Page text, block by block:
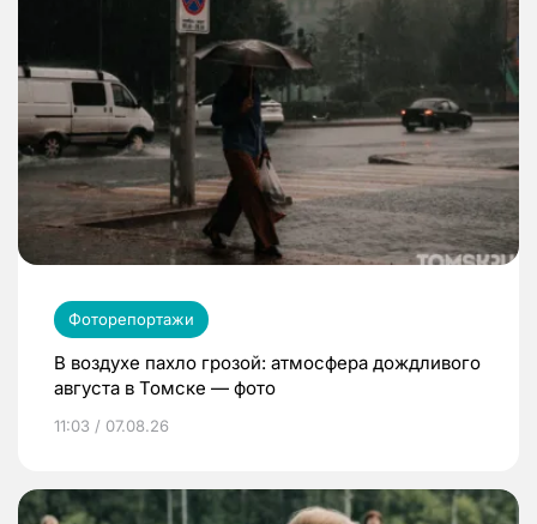
Фоторепортажи
В воздухе пахло грозой: атмосфера дождливого
августа в Томске — фото
11:03 / 07.08.26